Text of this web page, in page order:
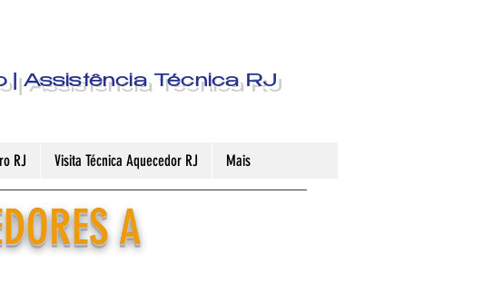
| Assistência Técnica RJ
RJ Visita Técnica Aquecedor RJ Mais
A